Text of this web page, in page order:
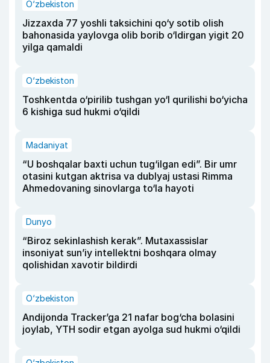
O‘zbekiston
Jizzaxda 77 yoshli taksichini qo‘y sotib olish
bahonasida yaylovga olib borib o‘ldirgan yigit 20
yilga qamaldi
O‘zbekiston
Toshkentda o‘pirilib tushgan yo‘l qurilishi bo‘yicha
6 kishiga sud hukmi o‘qildi
Madaniyat
“U boshqalar baxti uchun tug‘ilgan edi”. Bir umr
otasini kutgan aktrisa va dublyaj ustasi Rimma
Ahmedovaning sinovlarga to‘la hayoti
Dunyo
“Biroz sekinlashish kerak”. Mutaxassislar
insoniyat sun’iy intellektni boshqara olmay
qolishidan xavotir bildirdi
O‘zbekiston
Andijonda Tracker’ga 21 nafar bog‘cha bolasini
joylab, YTH sodir etgan ayolga sud hukmi o‘qildi